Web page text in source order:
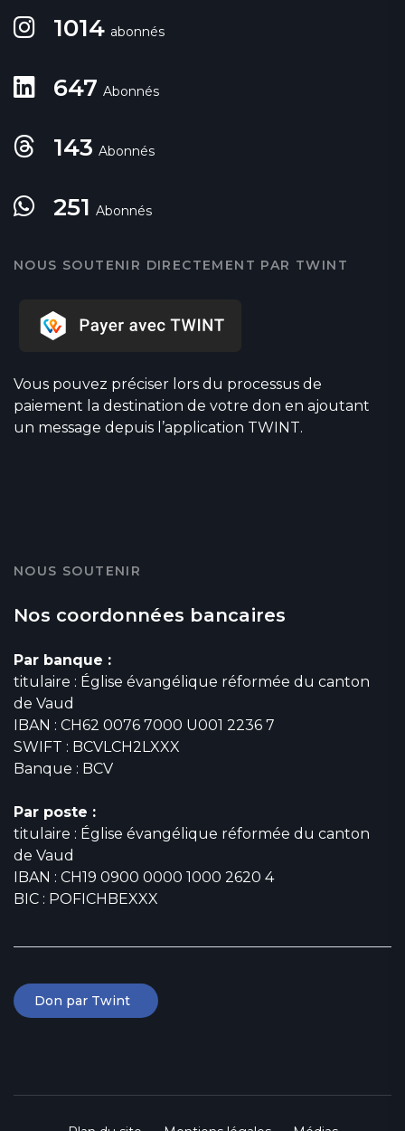
1014 abonnés
647 Abonnés
143 Abonnés
251 Abonnés
NOUS SOUTENIR DIRECTEMENT PAR TWINT
Vous pouvez préciser lors du processus de
paiement la destination de votre don en ajoutant
un message depuis l’application TWINT.
NOUS SOUTENIR
Nos coordonnées bancaires
Par banque :
titulaire : Église évangélique réformée du canton
de Vaud
IBAN : CH62 0076 7000 U001 2236 7
SWIFT : BCVLCH2LXXX
Banque : BCV
Par poste :
titulaire : Église évangélique réformée du canton
de Vaud
IBAN : CH19 0900 0000 1000 2620 4
BIC : POFICHBEXXX
Don par Twint